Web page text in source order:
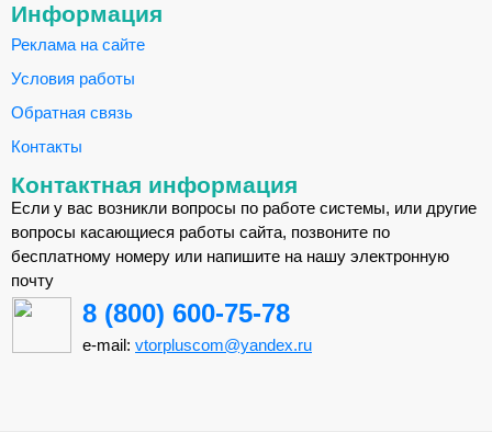
Информация
Реклама на сайте
Условия работы
Обратная связь
Контакты
Контактная информация
Если у вас возникли вопросы по работе системы, или другие
вопросы касающиеся работы сайта, позвоните по
бесплатному номеру или напишите на нашу электронную
почту
8 (800) 600-75-78
e-mail: vtorpluscom@yandex.ru